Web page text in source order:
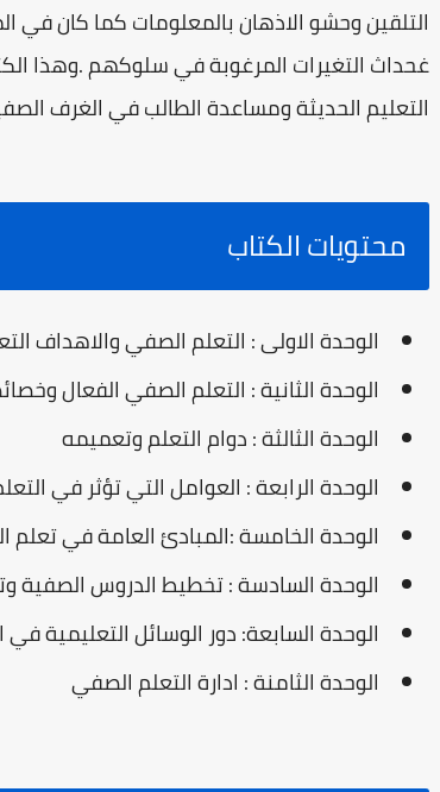
التلقين وحشو الاذهان بالمعلومات كما كان في
غحداث التغيرات المرغوبة في سلوكهم .وهذا
التعليم الحديثة ومساعدة الطالب في الغرف
محتويات الكتاب
الوحدة الاولى : التعلم الصفي والاهداف
الوحدة الثانية : التعلم الصفي الفعال
الوحدة الثالثة : دوام التعلم وتعميمه
الوحدة الرابعة : العوامل التي تؤثر في
الوحدة الخامسة :المبادئ العامة في تعلم
الوحدة السادسة : تخطيط الدروس الصفية
الوحدة السابعة: دور الوسائل التعليمية
الوحدة الثامنة : ادارة التعلم الصفي